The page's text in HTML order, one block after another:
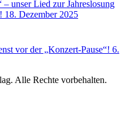
– unser Lied zur Jahreslosung
18. Dezember 2025
vor der „Konzert-Pause“! 6.
Alle Rechte vorbehalten.